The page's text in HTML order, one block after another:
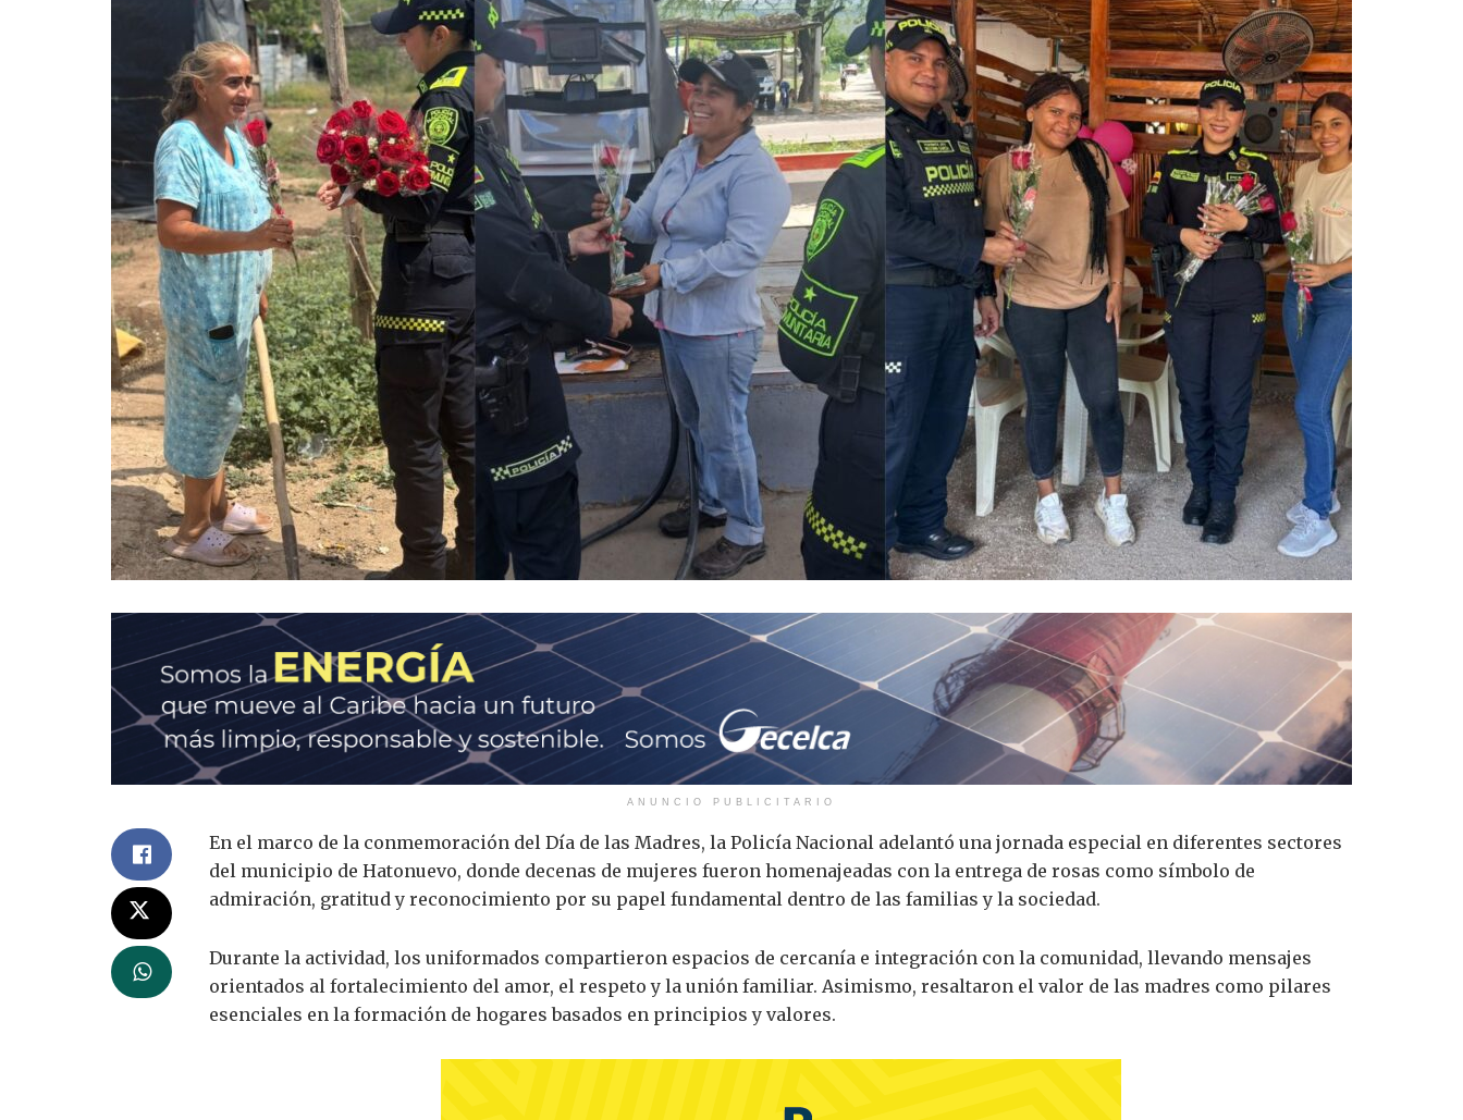
ANUNCIO PUBLICITARIO
En el marco de la conmemoración del Día de las Madres, la Policía Nacional adelantó una jornada especial en diferentes sectores
del municipio de Hatonuevo, donde decenas de mujeres fueron homenajeadas con la entrega de rosas como símbolo de
admiración, gratitud y reconocimiento por su papel fundamental dentro de las familias y la sociedad.
Durante la actividad, los uniformados compartieron espacios de cercanía e integración con la comunidad, llevando mensajes
orientados al fortalecimiento del amor, el respeto y la unión familiar. Asimismo, resaltaron el valor de las madres como pilares
esenciales en la formación de hogares basados en principios y valores.